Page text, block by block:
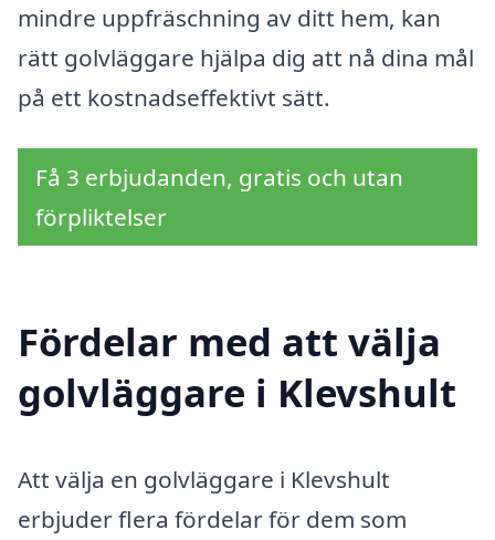
mindre uppfräschning av ditt hem, kan
rätt golvläggare hjälpa dig att nå dina mål
på ett kostnadseffektivt sätt.
Få 3 erbjudanden, gratis och utan
förpliktelser
Fördelar med att välja
golvläggare i Klevshult
Att välja en golvläggare i Klevshult
erbjuder flera fördelar för dem som